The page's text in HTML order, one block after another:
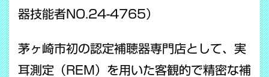
器技能者NO.24-4765）
茅ヶ崎市初の認定補聴器専門店として、実
耳測定（REM）を用いた客観的で精密な補